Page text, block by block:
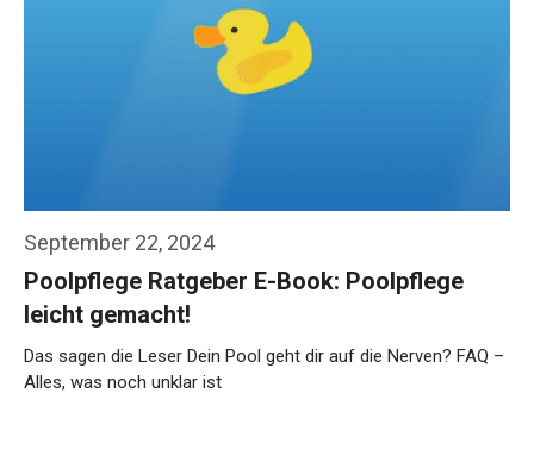
September 22, 2024
Poolpflege Ratgeber E-Book: Poolpflege
leicht gemacht!
Das sagen die Leser Dein Pool geht dir auf die Nerven? FAQ –
Alles, was noch unklar ist